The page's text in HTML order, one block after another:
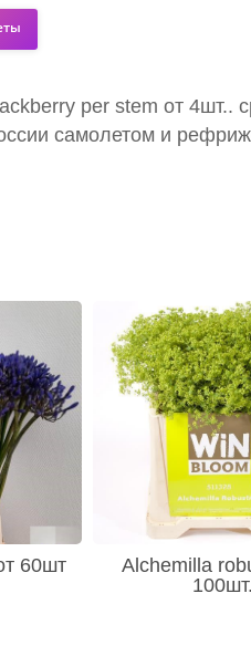
per stem от 4шт..
самолетом и
60шт
Alchemilla
100шт.